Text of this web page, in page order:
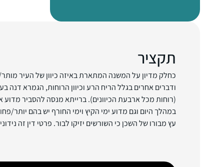
תקציר
כחלק מדיון על המשנה המתארת באיזה כיוון של העיר
ודברים אחרים בגלל הריח הרע וכיוון הרוחות, הגמרא דנה
(רוחות מכל ארבעת הכיוונים). ברייתא מנסה להסביר
במהלך היום וגם מדוע ימי הקיץ וימי החורף יש בהם יותר/
עץ מבורו של השכן כי השורשים יזיקו לבור. פרטי דין זה